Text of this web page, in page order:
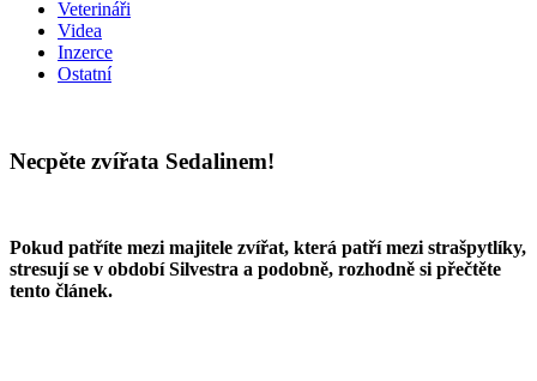
Veterináři
Videa
Inzerce
Ostatní
Necpěte zvířata Sedalinem!
Pokud patříte mezi majitele zvířat, která patří mezi strašpytlíky,
stresují se v období Silvestra a podobně, rozhodně si přečtěte
tento článek.